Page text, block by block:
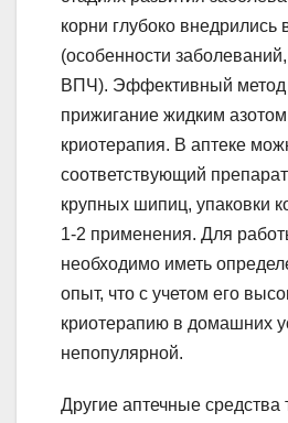
корни глубоко внедрились
(особенности
ВПЧ). Эффективный метод
прижигание жидким
криотерапия. В аптеке
соответствующий
крупных шипиц, упаковки
1-2 применения. Для
необходимо иметь
опыт, что с учетом его
криотерапию в домашних
непопулярной.
Другие аптечные средства